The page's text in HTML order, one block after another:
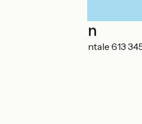
Localisation
Route Départementale 613